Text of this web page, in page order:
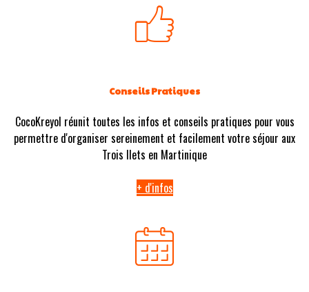
Conseils Pratiques
CocoKreyol réunit toutes les infos et conseils pratiques pour vous
permettre d'organiser sereinement et facilement votre séjour aux
Trois Ilets en Martinique
+ d'infos